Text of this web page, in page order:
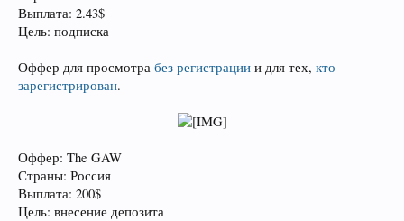
Выплата: 2.43$
Цель: подписка
Оффер для просмотра без регистрации и для тех, кто
зарегистрирован.
Оффер: The GAW
Страны: Россия
Выплата: 200$
Цель: внесение депозита